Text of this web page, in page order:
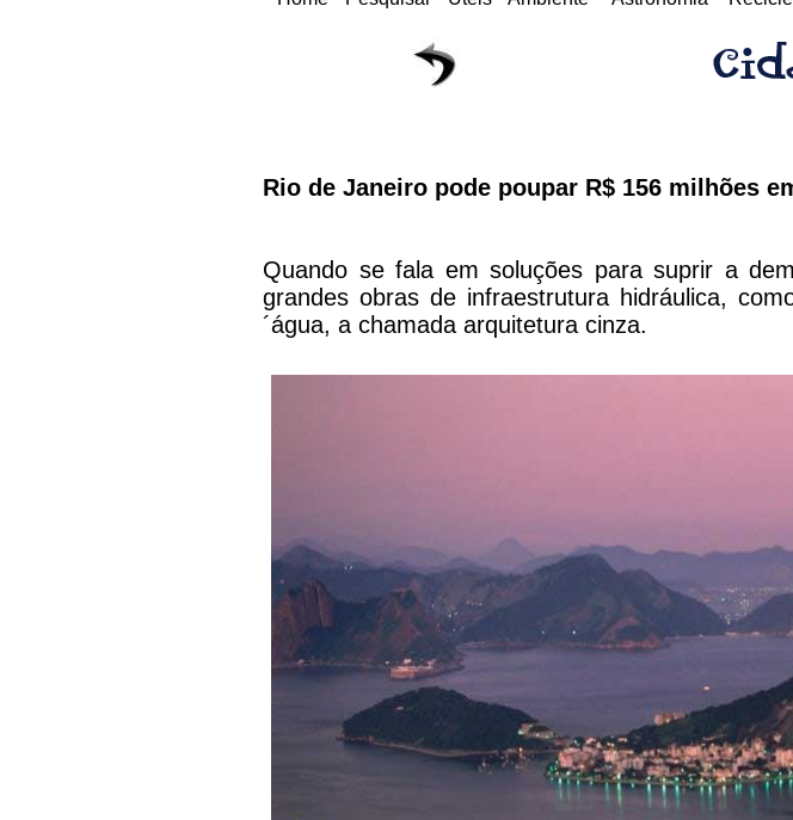
Rio de Janeiro pode poupar R$ 156 milhões
Quando se fala em soluções para suprir a
grandes obras de infraestrutura hidráulica,
´água, a chamada arquitetura cinza.